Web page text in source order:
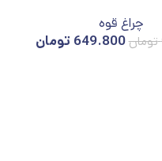
چراغ قوه
تومان649.800 تومان